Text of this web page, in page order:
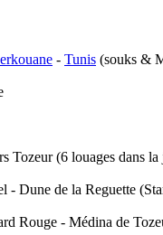
- Tunis (souks &
Tozeur (6 louages dans la
- Dune de la Reguette
Rouge - Médina de